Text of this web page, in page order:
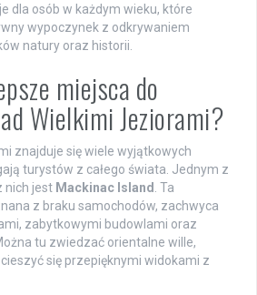
dla osób w każdym wieku, które
wypoczynek z odkrywaniem
natury oraz historii.
miejsca do
Wielkimi Jeziorami?
znajduje się wiele wyjątkowych
turystów z całego świata. Jednym z
nich jest Mackinac Island . Ta
z braku samochodów, zachwyca
zabytkowymi budowlami oraz
tu zwiedzać orientalne wille,
się przepięknymi widokami z